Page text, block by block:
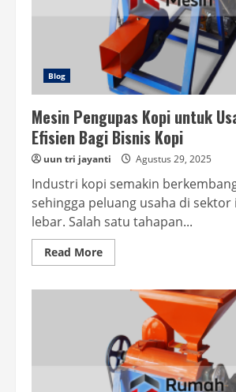
Blog
Mesin Pengupas Kopi untuk
Efisien Bagi Bisnis Kopi
uun tri jayanti Agustus 29, 2025
Industri kopi semakin
sehingga peluang usaha di
lebar. Salah satu tahapan...
Read MoreRead
more
Pengupas
Solusi
Efisien
Bagi
Bisnis
Kopi